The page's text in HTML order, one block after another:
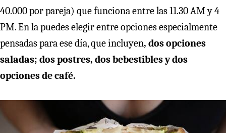
40.000 por pareja) que funciona entre las 11.30 AM y 4
PM. En la puedes elegir entre opciones especialmente
pensadas para ese día, que incluyen, dos opciones
saladas; dos postres, dos bebestibles y dos
opciones de café.